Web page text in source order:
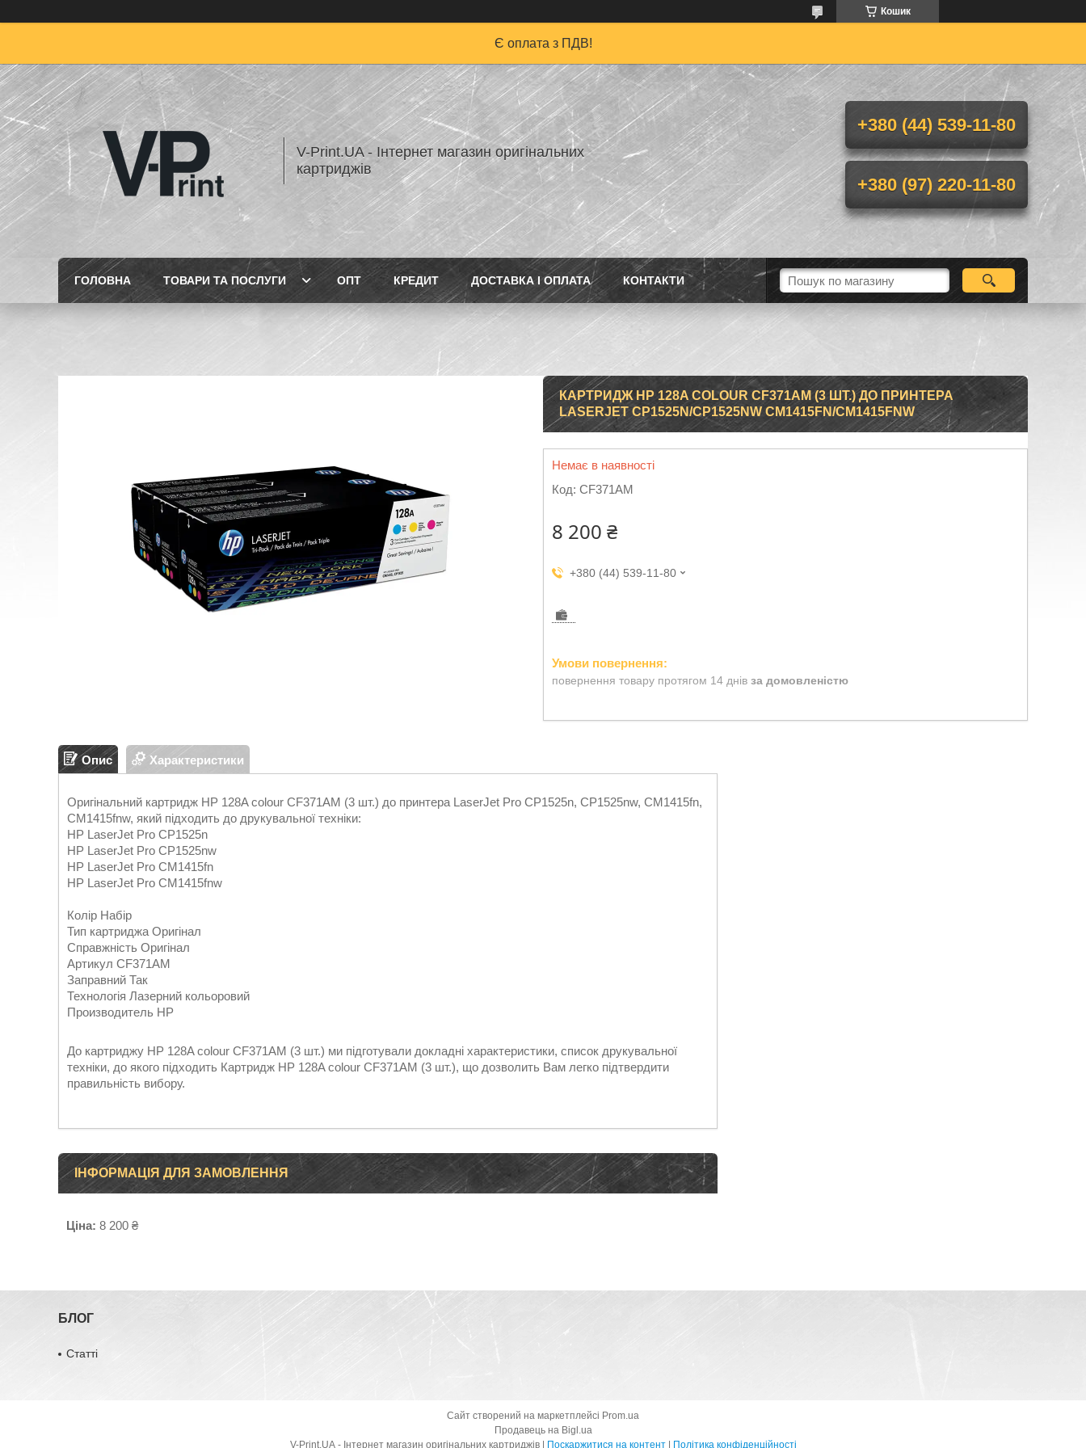
Кошик
Є оплата з ПДВ!
V-Print.UA - Інтернет магазин оригінальних
картриджів
+380 (44) 539-11-80
+380 (97) 220-11-80
ГОЛОВНА ТОВАРИ ТА ПОСЛУГИ ОПТ КРЕДИТ ДОСТАВКА І ОПЛАТА КОНТАКТИ
КАРТРИДЖ HP 128A COLOUR CF371AM (3 ШТ.) ДО ПРИНТЕРА
LASERJET CP1525N/CP1525NW CM1415FN/CM1415FNW
Немає в наявності
Код: CF371AM
8 200 ₴
+380 (44) 539-11-80
повернення товару протягом 14 днів за домовленістю
Опис Характеристики
Оригінальний картридж HP 128A colour CF371AM (3 шт.) до принтера LaserJet Pro CP1525n, CP1525nw, CM1415fn,
CM1415fnw, який підходить до друкувальної техніки:
HP LaserJet Pro CP1525n
HP LaserJet Pro CP1525nw
HP LaserJet Pro CM1415fn
HP LaserJet Pro CM1415fnw
Колір Набір
Тип картриджа Оригінал
Справжність Оригінал
Артикул CF371AM
Заправний Так
Технологія Лазерний кольоровий
Производитель HP
До картриджу HP 128A colour CF371AM (3 шт.) ми підготували докладні характеристики, список друкувальної
техніки, до якого підходить Картридж HP 128A colour CF371AM (3 шт.), що дозволить Вам легко підтвердити
правильність вибору.
ІНФОРМАЦІЯ ДЛЯ ЗАМОВЛЕННЯ
Ціна: 8 200 ₴
БЛОГ
Статті
Сайт створений на маркетплейсі Prom.ua
Продавець на Bigl.ua
Поскаржитися на контент Політика конфіденційності